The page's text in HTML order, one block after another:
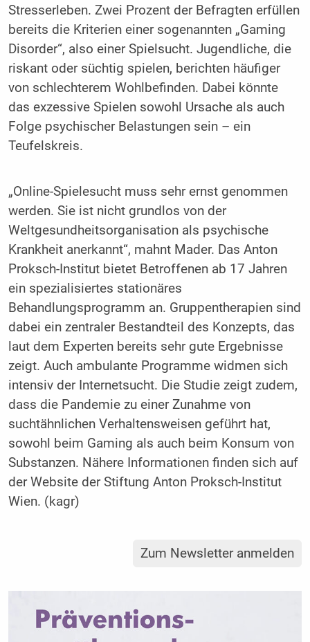
Stresserleben. Zwei Prozent der Befragten erfüllen
bereits die Kriterien einer sogenannten „Gaming
Disorder“, also einer Spielsucht. Jugendliche, die
riskant oder süchtig spielen, berichten häufiger
von schlechterem Wohlbefinden. Dabei könnte
das exzessive Spielen sowohl Ursache als auch
Folge psychischer Belastungen sein – ein
Teufelskreis.
„Online-Spielesucht muss sehr ernst genommen
werden. Sie ist nicht grundlos von der
Weltgesundheitsorganisation als psychische
Krankheit anerkannt“, mahnt Mader. Das Anton
Proksch-Institut bietet Betroffenen ab 17 Jahren
ein spezialisiertes stationäres
Behandlungsprogramm an. Gruppentherapien sind
dabei ein zentraler Bestandteil des Konzepts, das
laut dem Experten bereits sehr gute Ergebnisse
zeigt. Auch ambulante Programme widmen sich
intensiv der Internetsucht. Die Studie zeigt zudem,
dass die Pandemie zu einer Zunahme von
suchtähnlichen Verhaltensweisen geführt hat,
sowohl beim Gaming als auch beim Konsum von
Substanzen. Nähere Informationen finden sich auf
der Website der Stiftung Anton Proksch-Institut
Wien. (kagr)
Zum Newsletter anmelden